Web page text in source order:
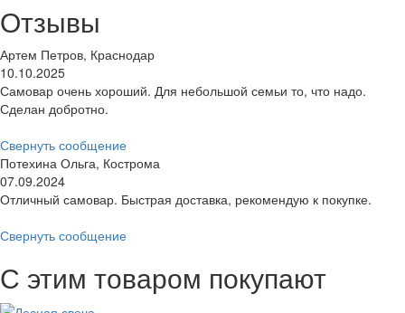
Отзывы
Артем Петров, Краснодар
10.10.2025
Самовар очень хороший. Для небольшой семьи то, что надо.
Сделан добротно.
Свернуть сообщение
Потехина Ольга, Кострома
07.09.2024
Отличный самовар. Быстрая доставка, рекомендую к покупке.
Свернуть сообщение
С этим товаром покупают